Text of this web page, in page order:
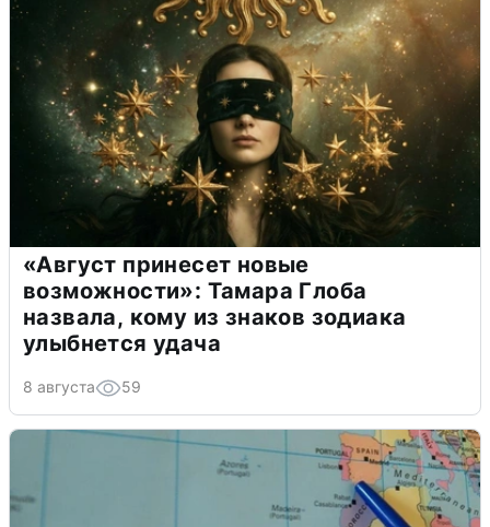
«Август принесет новые
возможности»: Тамара Глоба
назвала, кому из знаков зодиака
улыбнется удача
8 августа 59